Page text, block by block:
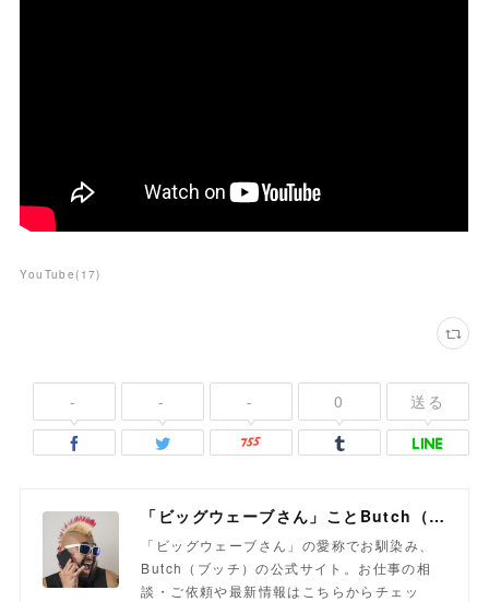
YouTube( 17)
- - - 0 送る
「ビッグウェーブさん」ことButch（ブッチ）
「ビッグウェーブさん」の愛称でお馴染み、
Butch（ブッチ）の公式サイト。お仕事の相
談・ご依頼や最新情報はこちらからチェッ